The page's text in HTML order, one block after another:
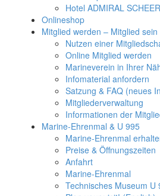
Hotel ADMIRAL SCHEER
Onlineshop
Mitglied werden – Mitglied sein
Nutzen einer
Online Mitglied werden
Marineverein in Ihrer
Infomaterial anfordern
Satzung & FAQ (neues
Mitgliederverwaltung
Informationen der
Marine-Ehrenmal & U 995
Marine-Ehrenmal
Preise & Öffnungszeiten
Anfahrt
Marine-Ehrenmal
Technisches Museum U